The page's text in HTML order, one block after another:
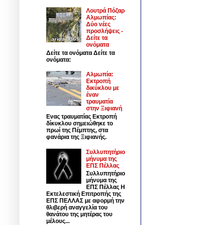
Λουτρά Πόζαρ
Αλμωπίας:
Δύο νέες
προσλήψεις -
Δείτε τα
ονόματα
Δείτε τα ονόματα Δείτε τα
ονόματα:
Αλμωπία:
Εκτροπή
δικύκλου με
έναν
τραυματία
στην Ξιφιανή
Ενας τραυματίας Εκτροπή
δίκυκλου σημειώθηκε το
πρωί της Πέμπτης, στα
φανάρια της Ξιφιανής.
Συλλυπητήριο
μήνυμα της
ΕΠΣ Πέλλας
Συλλυπητήριο
μήνυμα της
ΕΠΣ Πέλλας Η
Εκτελεστική Επιτροπής της
ΕΠΣ ΠΕΛΛΑΣ με αφορμή την
θλιβερή αναγγελία του
θανάτου της μητέρας του
μέλους...